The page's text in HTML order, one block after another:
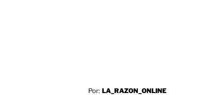
Por: LA_RAZON_ONLINE